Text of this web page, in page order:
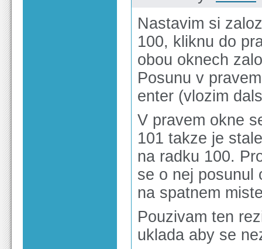
Nastavim si
100, kliknu do
obou oknech
Posunu v
enter (vlozim
V pravem okne
101 takze je
na radku 100.
se o nej posunul
na spatnem
Pouzivam ten
uklada aby se